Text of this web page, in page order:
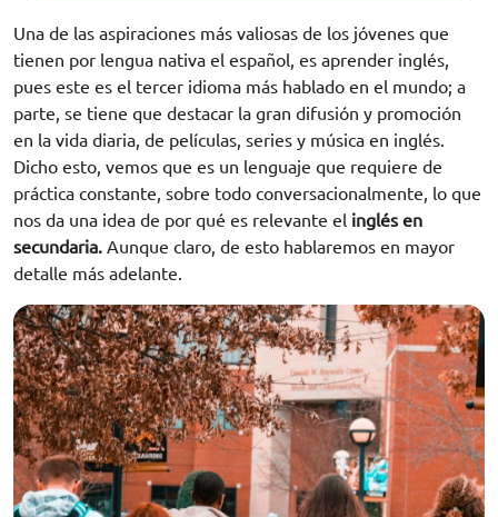
Una de las aspiraciones más valiosas de los jóvenes que
tienen por lengua nativa el español, es aprender inglés,
pues este es el tercer idioma más hablado en el mundo; a
parte, se tiene que destacar la gran difusión y promoción
en la vida diaria, de películas, series y música en inglés.
Dicho esto, vemos que es un lenguaje que requiere de
práctica constante, sobre todo conversacionalmente, lo que
nos da una idea de por qué es relevante el inglés en
secundaria. Aunque claro, de esto hablaremos en mayor
detalle más adelante.